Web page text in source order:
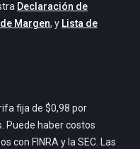
Declaración de
Margen, y Lista de
fija de $0,98 por
Puede haber costos
con FINRA y la SEC. Las